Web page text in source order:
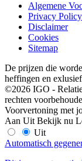
Algemene
Privacy Policy
Disclaimer
Cookies
Sitemap
De prijzen die
heffingen en
©2026 IGO -
rechten
Voorvertoning met
Aan Uit Bekijk nu
Uit
Automatisch